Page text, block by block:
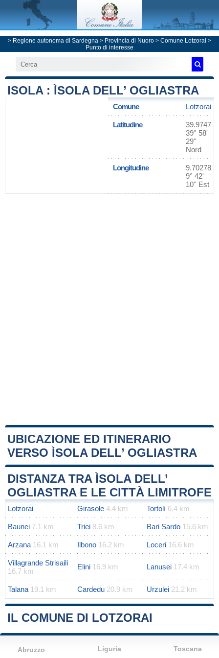
> Regione autonoma di Sardegna > Provincia di Nuoro > Comune Lotzorai >
Punto di interesse
ISOLA : ÌSOLA DELL’ OGLIASTRA
Comune Lotzorai
Latitudine
39.9747
39° 58'
29''
Nord
Longitudine
9.70278
9° 42'
10'' Est
UBICAZIONE ED ITINERARIO
VERSO ÌSOLA DELL’ OGLIASTRA
+
−
Leaflet|Map data ©OpenStreetMap contributors
DISTANZA TRA ÌSOLA DELL’
OGLIASTRA E LE CITTÀ LIMITROFE
Lotzorai Girasole 4.4 km Tortolì 6.4 km
Baunei 7.1 km Triei 8.6 km Bari Sardo 15.6 km
Arzana 16.1 km Ilbono 16.2 km Loceri 16.6 km
Villagrande Strisaili
16.7 km
Elini 16.9 km Lanusei 17.4 km
Talana 19.1 km Cardedu 20.9 km Urzulei 21.2 km
IL COMUNE DI LOTZORAI
Abruzzo Liguria Toscana